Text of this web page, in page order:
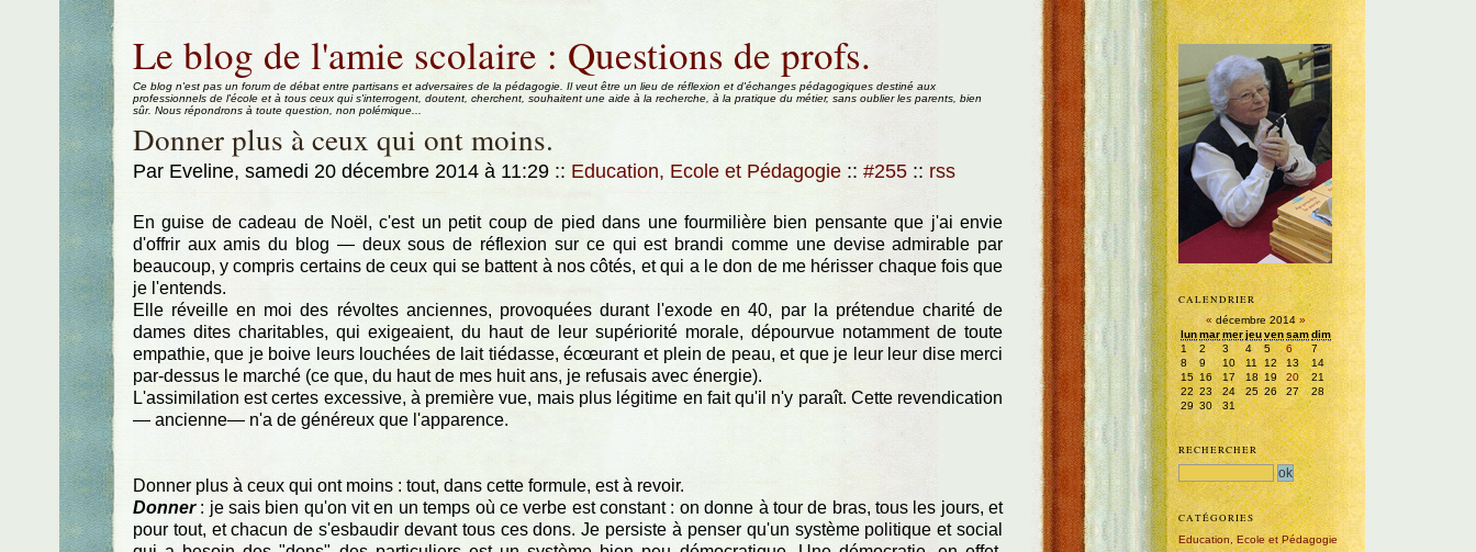
Aller au contenu
Le blog de l'amie scolaire : Questions de profs.
Ce blog n'est pas un forum de débat entre partisans et adversaires de la pédagogie. Il veut être un lieu de réflexion et d'échanges pédagogiques destiné aux
professionnels de l'école et à tous ceux qui s'interrogent, doutent, cherchent, souhaitent une aide à la recherche, à la pratique du métier, sans oublier les parents, bien
sûr. Nous répondrons à toute question, non polémique...
Donner plus à ceux qui ont moins.
Par Eveline, samedi 20 décembre 2014 à 11:29 :: Education, Ecole et Pédagogie :: #255 :: rss
En guise de cadeau de Noël, c'est un petit coup de pied dans une fourmilière bien pensante que j'ai envie
d'offrir aux amis du blog — deux sous de réflexion sur ce qui est brandi comme une devise admirable par
beaucoup, y compris certains de ceux qui se battent à nos côtés, et qui a le don de me hérisser chaque fois que
je l'entends.
Elle réveille en moi des révoltes anciennes, provoquées durant l'exode en 40, par la prétendue charité de
dames dites charitables, qui exigeaient, du haut de leur supériorité morale, dépourvue notamment de toute
empathie, que je boive leurs louchées de lait tiédasse, écœurant et plein de peau, et que je leur leur dise merci
par-dessus le marché (ce que, du haut de mes huit ans, je refusais avec énergie).
L'assimilation est certes excessive, à première vue, mais plus légitime en fait qu'il n'y paraît. Cette revendication
— ancienne— n'a de généreux que l'apparence.
Donner plus à ceux qui ont moins : tout, dans cette formule, est à revoir.
Donner: je sais bien qu'on vit en un temps où ce verbe est constant : on donne à tour de bras, tous les jours, et
pour tout, et chacun de s'esbaudir devant tous ces dons. Je persiste à penser qu'un système politique et social
CALENDRIER
« décembre 2014»
lunmarmerjeuvensamdim
1
2 3 4 5 6
7
8
9 10 11 12 13
14
15 16 17 18 19 20
21
22 23 24 25 26 27
28
29 30 31
RECHERCHER
CATÉGORIES
Education, Ecole et Pédagogie